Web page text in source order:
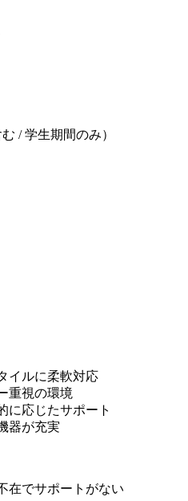
/ 学生期間のみ）
イルに柔軟対応
重視の環境
に応じたサポート
器が充実
在でサポートがない